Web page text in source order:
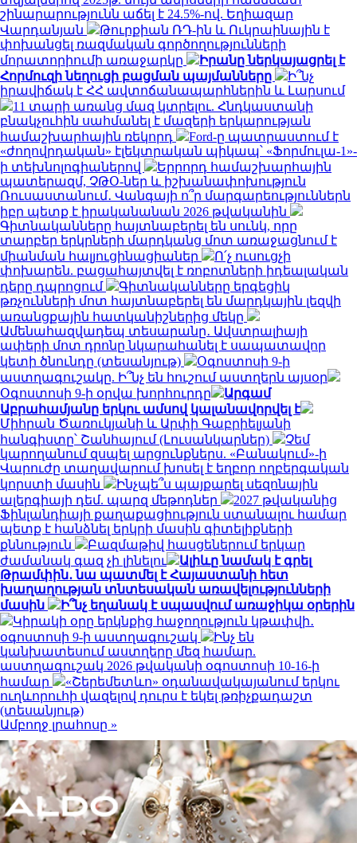
շինարարությունն աճել է 24.5%-ով. Եղիազար
Վարդանյան
Թուրքիան ՌԴ-ին և Ուկրաինային է
փոխանցել ռազմական գործողությունների
մորատորիումի առաջարկը
Իրանը ներկայացրել է
Հորմուզի նեղուցի բացման պայմանները
Ի՞նչ
իրավիճակ է ՀՀ ավտոճանապարհներին և Լարսում
11 տարի առանց մազ կտրելու. Հնդկաստանի
բնակչուհին սահմանել է մազերի երկարության
համաշխարհային ռեկորդ
Ford-ը պատրաստում է
«ժողովրդական» էլեկտրական պիկապ՝ «Ֆորմուլա-1»-
ի տեխնոլոգիաներով
Երրորդ համաշխարհային
պատերազմ, ՉԹՕ-ներ և իշխանափոխություն
Ռուսաստանում․ Վանգայի ո՞ր մարգարեություններն
իբր պետք է իրականանան 2026 թվականին
Գիտնականները հայտնաբերել են սունկ, որը
տարբեր երկրների մարդկանց մոտ առաջացնում է
միանման հալյուցինացիաներ
Ո՛չ ուսուցչի
փոխարեն. բացահայտվել է ռոբոտների իդեալական
դերը դպրոցում
Գիտնականները երգեցիկ
թռչունների մոտ հայտնաբերել են մարդկային լեզվի
առանցքային հատկանիշներից մեկը
Ամենահազվադեպ տեսարանը․ Ավստրալիայի
ափերի մոտ դրոնը նկարահանել է սապատավոր
կետի ծնունդը (տեսանյութ)
Օգոստոսի 9-ի
աստղագուշակը. Ի՞նչ են հուշում աստղերն այսօր
Օգոստոսի 9-ի օրվա խորհուրդը
Արգամ
Աբրահամյանը երկու ամսով կալանավորվել է
Միհրան Ծառուկյանի և Արփի Գաբրիելյանի
հանգիստը՝ Շանհայում (Լուսանկարներ)
Չեմ
կարողանում զսպել արցունքներս. «Բանակում»-ի
Վարուժը տաղավարում խոսել է եղբոր ողբերգական
կորստի մասին
Ինչպե՞ս պայքարել սեզոնային
ալերգիայի դեմ. պարզ մեթոդներ
2027 թվականից
Ֆինլանդիայի քաղաքացիություն ստանալու համար
պետք է հանձնել երկրի մասին գիտելիքների
քննություն
Բազմաթիվ հասցեներում երկար
ժամանակ գազ չի լինելու
Ալիևը նամակ է գրել
Թրամփին․ նա պատմել է Հայաստանի հետ
խաղաղության տնտեսական առավելությունների
մասին
Ի՞նչ եղանակ է սպասվում առաջիկա օրերին
Կիրակի օրը երկնքից հաջողություն կթափվի․
օգոստոսի 9-ի աստղագուշակ
Ինչ են
կանխատեսում աստղերը մեզ համար.
աստղագուշակ 2026 թվականի օգոստոսի 10-16-ի
համար
«Շերեմետևո» օդանավակայանում երկու
ուղևորուհի վազելով դուրս է եկել թռիչքադաշտ
(տեսանյութ)
Ամբողջ լրահոսը »